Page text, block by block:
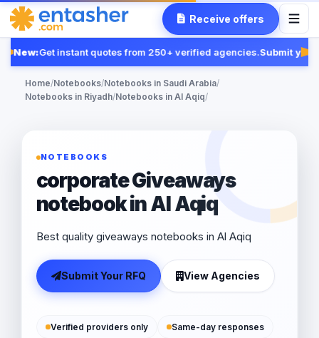
Receive offers
New:Get instant quotes from 250+ verified agencies.Submit your
Home/Notebooks/Notebooks in Saudi Arabia/
Notebooks in Riyadh/Notebooks in Al Aqiq/
NOTEBOOKS
corporate Giveaways
notebook in Al Aqiq
Best quality giveaways notebooks in Al Aqiq
Submit Your RFQ View Agencies
Verified providers only Same-day responses